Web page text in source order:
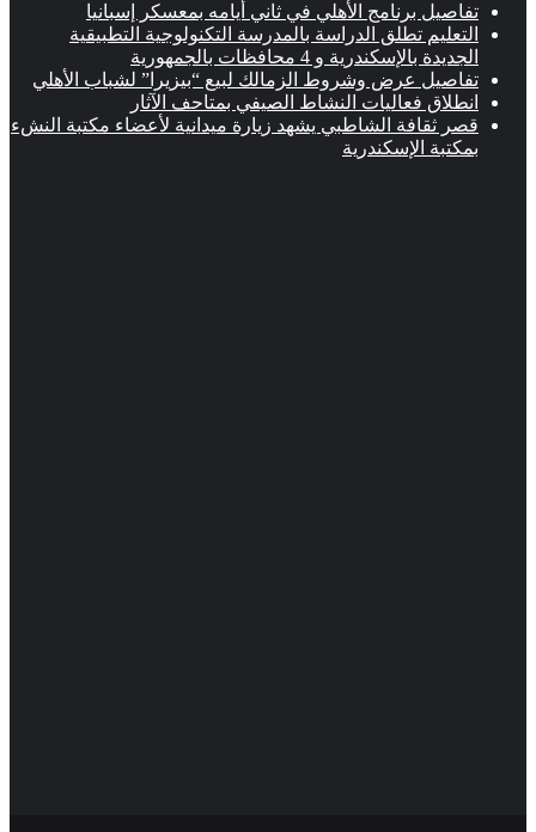
تفاصيل برنامج الأهلي في ثاني أيامه بمعسكر إسبانيا
التعليم تطلق الدراسة بالمدرسة التكنولوجية التطبيقية
الجديدة بالإسكندرية و 4 محافظات بالجمهورية
تفاصيل عرض وشروط الزمالك لبيع “بيزيرا” لشباب الأهلي
انطلاق فعاليات النشاط الصيفي بمتاحف الآثار
قصر ثقافة الشاطبي يشهد زيارة ميدانية لأعضاء مكتبة النشء
بمكتبة الإسكندرية